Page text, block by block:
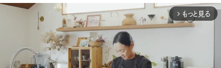
arrow_forward_ios もっと見る